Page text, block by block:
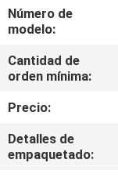
RECORRIDO
POR
LA
CONTROL
Número de
modelo:
Cantidad de
orden mínima:
Precio:
Detalles de
empaquetado: